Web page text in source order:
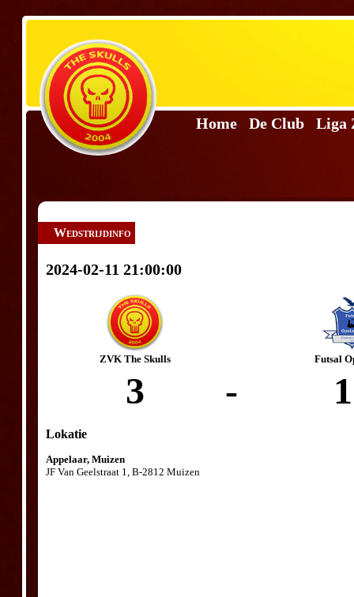
Home De Club Liga
Wedstrijdinfo
2024-02-11 21:00:00
ZVK The Skulls Futsal
3 -
Lokatie
Appelaar, Muizen
JF Van Geelstraat 1, B-2812 Muizen